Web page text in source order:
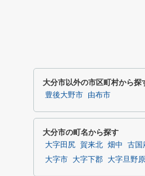
大分市以外の市区町村から探
豊後大野市 由布市
大分市の町名から探す
大字田尻 賀来北 畑中 古国
大字市
大字下郡 大字旦野原